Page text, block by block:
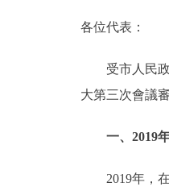
政民互動
各位代表：
受市人民政
大第三次會議
一、2019
2019年，在